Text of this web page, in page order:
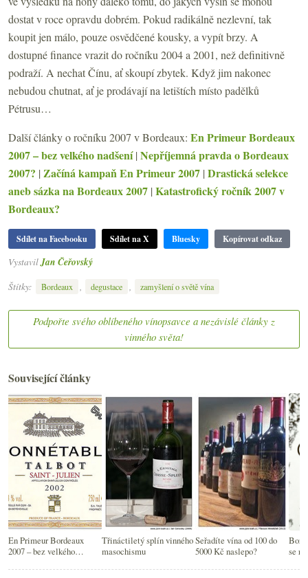
dostat v roce opravdu dobrém. Pokud radikálně nezlevní, tak
koupit jen málo, pouze osvědčené kousky, a vypít brzy. A
dostupné finance vrazit do ročníku 2004 a 2001, než definitivně
podraží. A nechat Čínu, ať skoupí zbytek. Když jim nakonec
nebudou chutnat, ať je prodávají na letištích místo padělků
Pétrusu…
Další články o ročníku 2007 v Bordeaux: En Primeur Bordeaux
2007 – bez velkého nadšení| Nepříjemná pravda o Bordeaux
2007? | Začíná kampaň En Primeur 2007 | Drastická selekce
aneb sázka na Bordeaux 2007 | Katastrofický ročník 2007 v
Bordeaux?
Sdílet na Facebooku Sdílet na X Bluesky Kopírovat odkaz
Vystavil Jan Čeřovský
Štítky:
Bordeaux , degustace , zamyšlení o světě vína
Podpořte svého oblíbeného vínopsavce a nezávislé články z
vinného světa!
Související články
En Primeur Bordeaux
2007 – bez velkého
Třináctiletý splín vinného
masochismu
Seřadíte vína od 100 do
5000 Kč naslepo?
se